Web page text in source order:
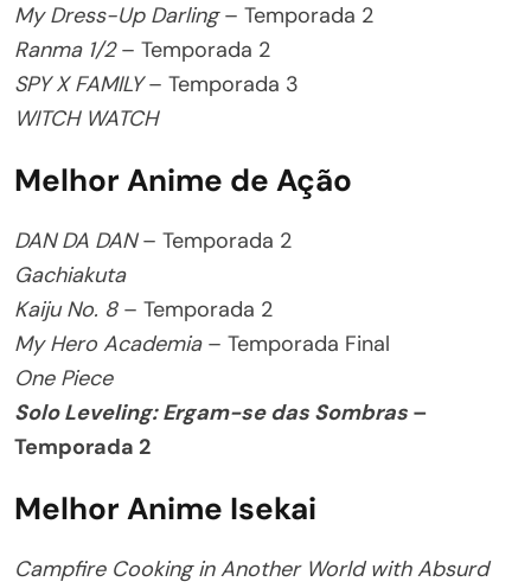
My Dress-Up Darling– Temporada 2
Ranma 1/2– Temporada 2
SPY X FAMILY– Temporada 3
WITCH WATCH
Melhor Anime de Ação
DAN DA DAN– Temporada 2
Gachiakuta
Kaiju No. 8– Temporada 2
My Hero Academia– Temporada Final
One Piece
Solo Leveling: Ergam-se das Sombras –
Temporada 2
Melhor Anime Isekai
Campfire Cooking in Another World with Absurd